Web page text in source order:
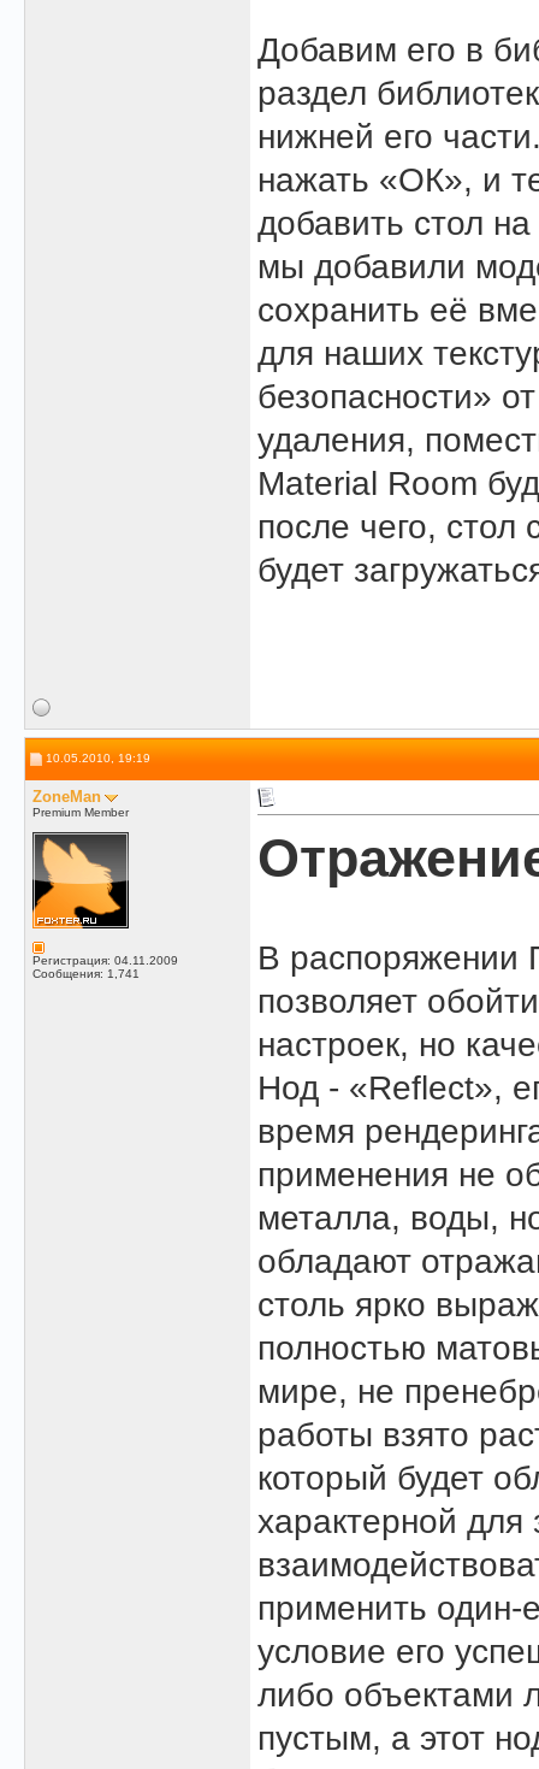
Добавим его в
раздел
нижней его
нажать «ОК», и
добавить стол
мы добавили
сохранить её
для наших
безопасности»
удаления,
Material Room
после чего, стол
будет
10.05.2010, 19:19
ZoneMan
Premium Member
Регистрация: 04.11.2009
Сообщения: 1,741
В распоряжении
позволяет
настроек, но
Нод - «Reflect»,
время
применения не
металла, воды,
обладают
столь ярко
полностью
мире, не
работы взято
который будет
характерной
применить один-
условие его
либо объектами
пустым, а этот